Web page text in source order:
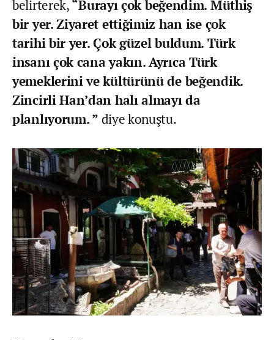
belirterek,“Burayı çok beğendim. Müthiş
bir yer. Ziyaret ettiğimiz han ise çok
tarihi bir yer. Çok güzel buldum. Türk
insanı çok cana yakın. Ayrıca Türk
yemeklerini ve kültürünü de beğendik.
Zincirli Han’dan halı almayı da
planlıyorum. ” diye konuştu.